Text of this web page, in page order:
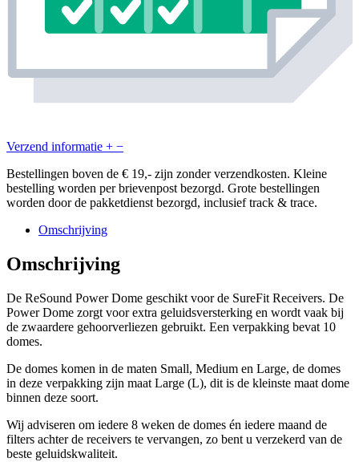
Verzend informatie + −
Bestellingen boven de € 19,- zijn zonder verzendkosten. Kleine
bestelling worden per brievenpost bezorgd. Grote bestellingen
worden door de pakketdienst bezorgd, inclusief track & trace.
Omschrijving
Omschrijving
De ReSound Power Dome geschikt voor de SureFit Receivers. De
Power Dome zorgt voor extra geluidsversterking en wordt vaak bij
de zwaardere gehoorverliezen gebruikt. Een verpakking bevat 10
domes.
De domes komen in de maten Small, Medium en Large, de domes
in deze verpakking zijn maat Large (L), dit is de kleinste maat dome
binnen deze soort.
Wij adviseren om iedere 8 weken de domes én iedere maand de
filters achter de receivers te vervangen, zo bent u verzekerd van de
beste geluidskwaliteit.